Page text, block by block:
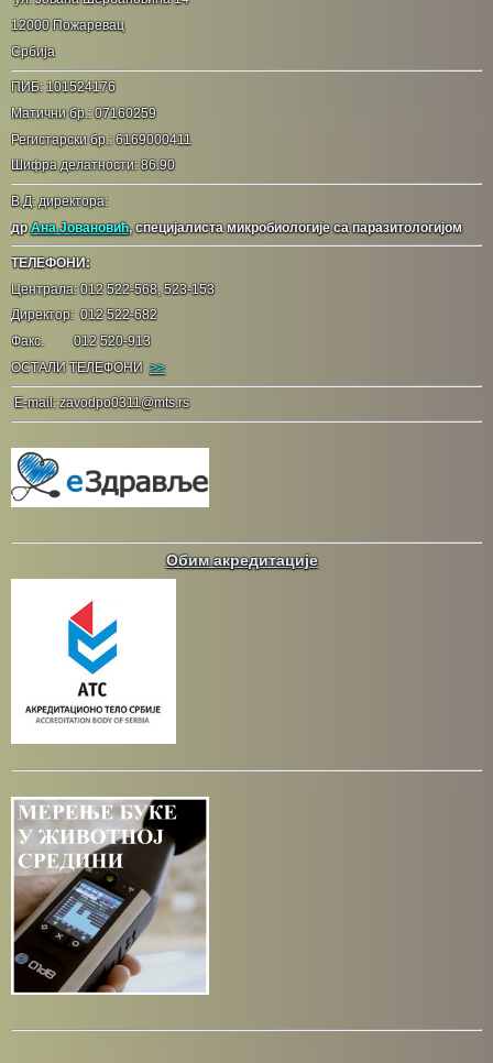
12000 Пожаревац
Србија
ПИБ: 101524176
Матични бр.: 07160259
Регистарски бр.: 6169000411
Шифра делатности: 86.90
В.Д: директора:
дрАна Јовановић, специјалиста микробиологије са паразитологијом
ТЕЛЕФОНИ:
Централа: 012 522-568, 523-153
Директор: 012 522-682
Факс. 012 520-913
ОСТАЛИ ТЕЛЕФОНИ>>
E-mail: zavodpo0311@mts.rs
Обим акредитације